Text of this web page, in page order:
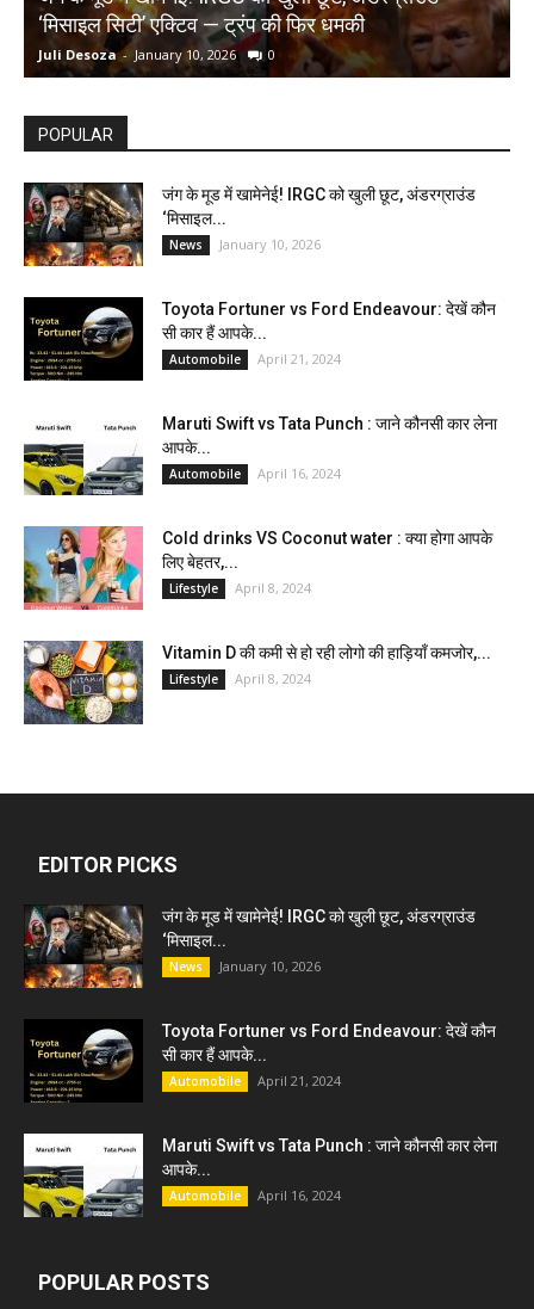
‘मिसाइल सिटी’ एक्टिव — ट्रंप की फिर धमकी
Juli Desoza - January 10, 2026 0
POPULAR
जंग के मूड में खामेनेई! IRGC को खुली छूट, अंडरग्राउंड
‘मिसाइल...
News January 10, 2026
Toyota Fortuner vs Ford Endeavour: देखें कौन
सी कार हैं आपके...
Automobile April 21, 2024
Maruti Swift vs Tata Punch : जाने कौनसी कार लेना
आपके...
Automobile April 16, 2024
Cold drinks VS Coconut water : क्या होगा आपके
लिए बेहतर,...
Lifestyle April 8, 2024
Vitamin D की कमी से हो रही लोगो की हाड़ियाँ कमजोर,...
Lifestyle April 8, 2024
EDITOR PICKS
जंग के मूड में खामेनेई! IRGC को खुली छूट, अंडरग्राउंड
‘मिसाइल...
News January 10, 2026
Toyota Fortuner vs Ford Endeavour: देखें कौन
सी कार हैं आपके...
Automobile April 21, 2024
Maruti Swift vs Tata Punch : जाने कौनसी कार लेना
आपके...
Automobile April 16, 2024
POPULAR POSTS